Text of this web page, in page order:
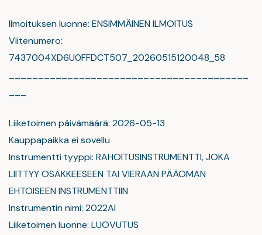
Ilmoituksen luonne: ENSIMMÄINEN ILMOITUS
Viitenumero:
7437004XD6U0FFDCT507_20260515120048_58
Liiketoimen päivämäärä: 2026-05-13
Kauppapaikka ei sovellu
Instrumentti tyyppi: RAHOITUSINSTRUMENTTI, JOKA
LIITTYY OSAKKEESEEN TAI VIERAAN PÄÄOMAN
EHTOISEEN INSTRUMENTTIIN
Instrumentin nimi: 2022AI
Liiketoimen luonne: LUOVUTUS